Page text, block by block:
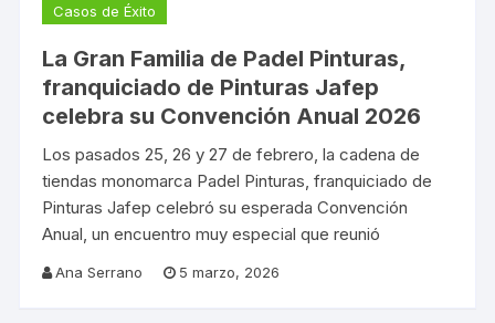
Casos de Éxito
La Gran Familia de Padel Pinturas,
franquiciado de Pinturas Jafep
celebra su Convención Anual 2026
Los pasados 25, 26 y 27 de febrero, la cadena de
tiendas monomarca Padel Pinturas, franquiciado de
Pinturas Jafep celebró su esperada Convención
Anual, un encuentro muy especial que reunió
Ana Serrano 5 marzo, 2026